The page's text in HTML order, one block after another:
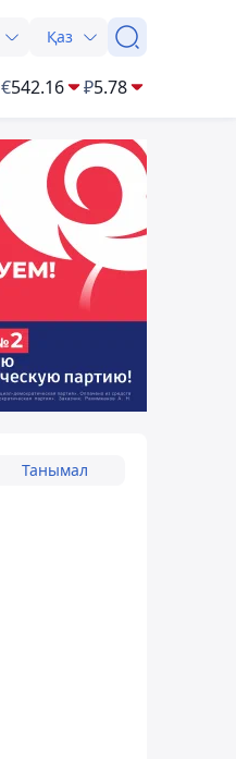
Қаз
€542.16 ₽5.78
Танымал